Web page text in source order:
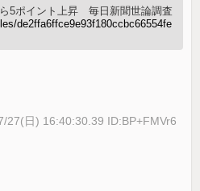
5ポイント上昇 毎日新聞世論調査
de2ffa6ffce9e93f180ccbc66554fe
27(日) 16:40:30.39 ID:BP+FMVr6